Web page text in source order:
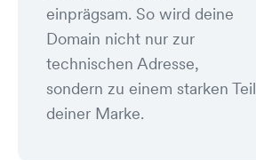
einprägsam. So wird deine
Domain nicht nur zur
technischen Adresse,
sondern zu einem starken Teil
deiner Marke.